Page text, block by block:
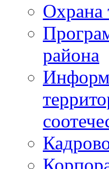
Охрана
района